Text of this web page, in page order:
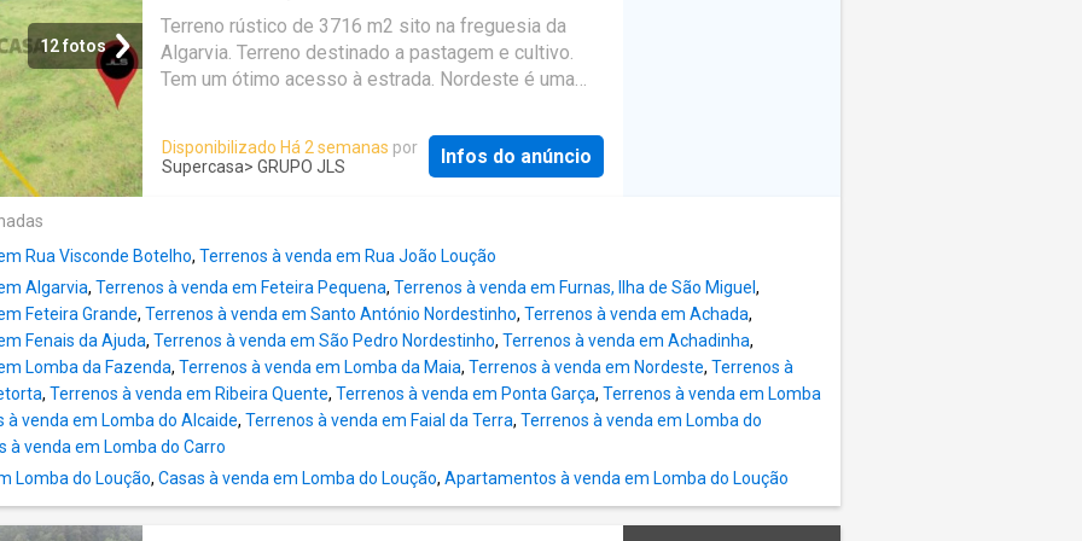
muitos pontos turísticos como o Miradouro da Ponta
do Sossego, o Miradouro da Ponta da Madrugada, a
Serra da Tronqueira, o Farol do Arnel, o Parque
O Nordeste é muito conhecido pela sua vegetação e
pelas lindas flores como as hortênsias ou as
São Miguel
12 fotos
Terreno rústico de 3716 m2 sito na freguesia da
Algarvia. Terreno destinado a pastagem e cultivo.
Tem um ótimo acesso à estrada. Nordeste é uma
Autónoma dos Açores. Esta vila é a sede do
município de Nordeste com 101,51 km² de área e 4
no oceano Atlântico a norte e leste. No Nordeste
existem muitos pontos turísticos como o Miradouro
da Ponta do Sossego, o Miradouro da Ponta da
Madrugada, a Serra da Tronqueira, o Farol do Arnel, o
Parque Natural dos Caldeirões, entre outros
miradouros que permitem avistar paisagens
panorâmicas para o mar. O Nordeste é muito
conhecido pela sua vegetação e pelas lindas flores
como as hortênsias ou as azáleas que enfeitam as
estradas do concelho. Aqui se localiza o Pico da
Disponibilizado Há 2 semanas por
Supercasa> GRUPO JLS Infos do anúncio
Rua Visconde Botelho, Terrenos à venda em Rua João Loução
Algarvia, Terrenos à venda em Feteira Pequena, Terrenos à venda em Furnas, Ilha de São Miguel ,
Feteira Grande, Terrenos à venda em Santo António Nordestinho, Terrenos à venda em Achada,
Fenais da Ajuda, Terrenos à venda em São Pedro Nordestinho, Terrenos à venda em Achadinha,
Lomba da Fazenda, Terrenos à venda em Lomba da Maia, Terrenos à venda em Nordeste, Terrenos à
, Terrenos à venda em Ribeira Quente, Terrenos à venda em Ponta Garça, Terrenos à venda em Lomba
à venda em Lomba do Alcaide, Terrenos à venda em Faial da Terra, Terrenos à venda em Lomba do
à venda em Lomba do Carro
Lomba do Loução, Casas à venda em Lomba do Loução, Apartamentos à venda em Lomba do Loução